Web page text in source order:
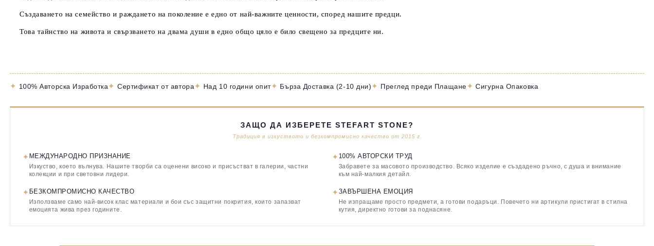
Създаването на семейство и раждането на поколение е едно от най-важните ценности, според нашите предци.
Това тайнство на живота и свързването на двама души в едно общо цяло е било свещено за предците ни.
✦ 100% Авторска Изработка✦ Сертификат от автора✦ Над 10 години опит✦ Бърза Доставка (2-10 дни)✦ Преглед преди Плащане✦ Сигурна Опаковка
ЗАЩО ДА ИЗБЕРЕТЕ STEFART STONE?
Традиция в изкуството и безкомпромисно качество от 2015 г.
✦ МЕЖДУНАРОДНО ПРИЗНАНИЕ
Изкуство, което вълнува. Нашите творби са оценени високо и присъстват в галерии, частни
колекции и при световни лидери.
✦ 100% АВТОРСКИ ТРУД
Забравете за масовото производство. Всяко изделие е създадено ръчно, с душа и внимание
към най-малкия детайл.
✦ БЕЗКОМПРОМИСНО КАЧЕСТВО
Използваме само най-висок клас материали и бои със защитни покрития, които запазват
емоцията жива през годините.
✦ЗАВЪРШЕНА ЕМОЦИЯ
Не изпращаме просто предмети, а готови подаръци. Повечето ни артикули пристигат в стилна
кутия, директно готови за поднасяне.